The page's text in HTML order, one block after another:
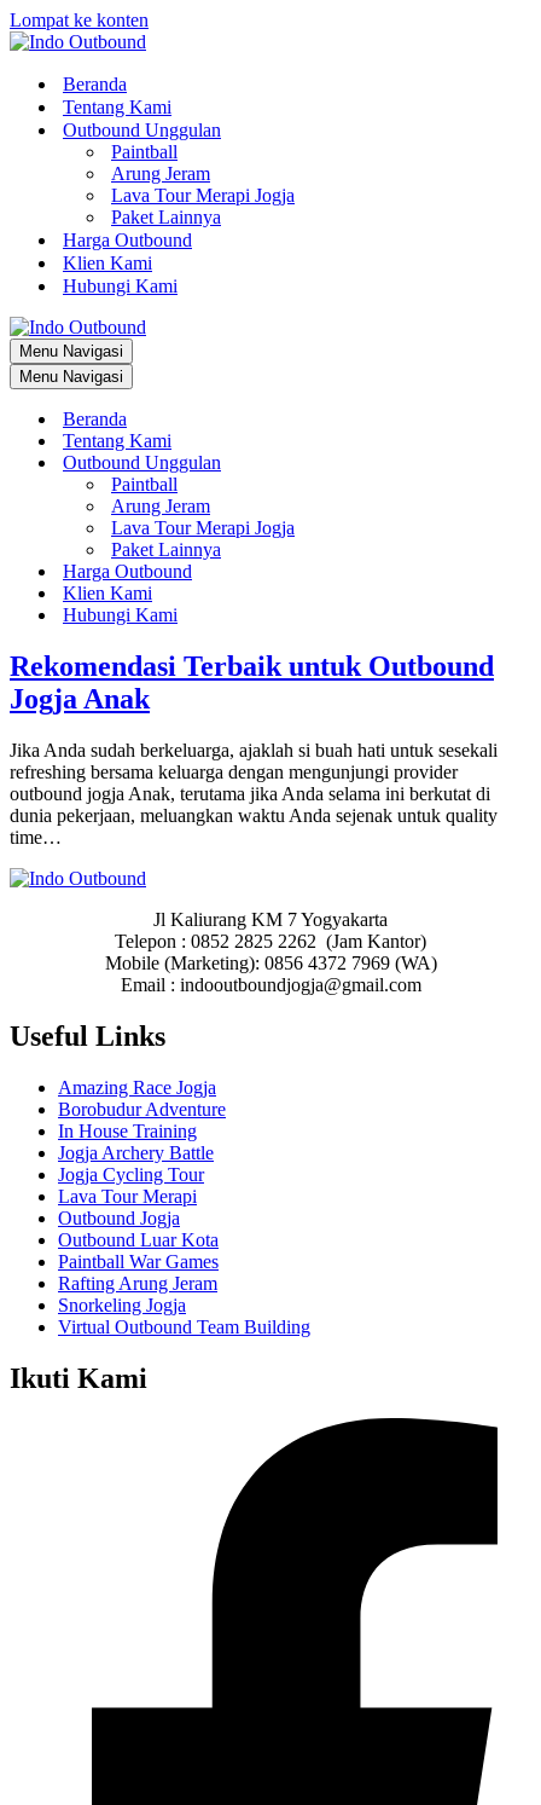
Lompat ke konten
Beranda
Tentang Kami
Outbound Unggulan
Paintball
Arung Jeram
Lava Tour Merapi Jogja
Paket Lainnya
Harga Outbound
Klien Kami
Hubungi Kami
Menu Navigasi
Menu Navigasi
Beranda
Tentang Kami
Outbound Unggulan
Paintball
Arung Jeram
Lava Tour Merapi Jogja
Paket Lainnya
Harga Outbound
Klien Kami
Hubungi Kami
Rekomendasi Terbaik untuk Outbound
Jogja Anak
Jika Anda sudah berkeluarga, ajaklah si buah hati untuk sesekali
refreshing bersama keluarga dengan mengunjungi provider
outbound jogja Anak, terutama jika Anda selama ini berkutat di
dunia pekerjaan, meluangkan waktu Anda sejenak untuk quality
time…
Jl Kaliurang KM 7 Yogyakarta
Telepon : 0852 2825 2262 (Jam Kantor)
Mobile (Marketing): 0856 4372 7969 (WA)
Email : indooutboundjogja@gmail.com
Useful Links
Amazing Race Jogja
Borobudur Adventure
In House Training
Jogja Archery Battle
Jogja Cycling Tour
Lava Tour Merapi
Outbound Jogja
Outbound Luar Kota
Paintball War Games
Rafting Arung Jeram
Snorkeling Jogja
Virtual Outbound Team Building
Ikuti Kami